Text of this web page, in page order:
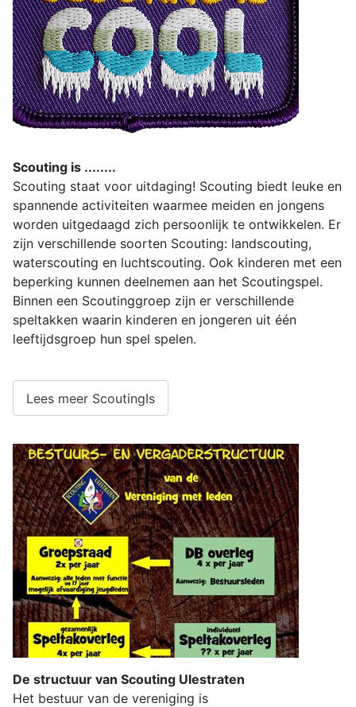
Scouting is ........
Scouting staat voor uitdaging! Scouting biedt leuke en
spannende activiteiten waarmee meiden en jongens
worden uitgedaagd zich persoonlijk te ontwikkelen. Er
zijn verschillende soorten Scouting: landscouting,
waterscouting en luchtscouting. Ook kinderen met een
beperking kunnen deelnemen aan het Scoutingspel.
Binnen een Scoutinggroep zijn er verschillende
speltakken waarin kinderen en jongeren uit één
leeftijdsgroep hun spel spelen.
Lees meer ScoutingIs
De structuur van Scouting Ulestraten
Het bestuur van de vereniging is